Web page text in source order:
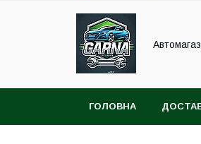
ГОЛОВНА